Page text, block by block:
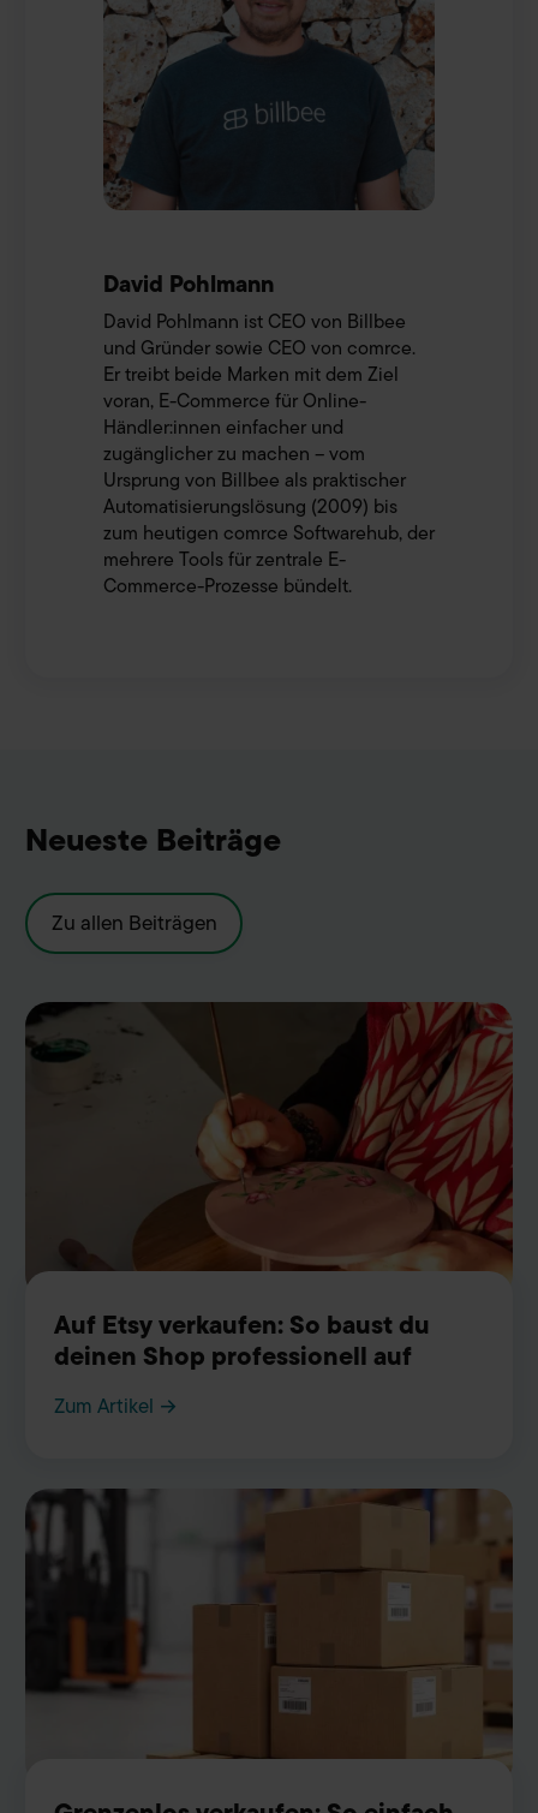
David Pohlmann
David Pohlmann ist CEO von Billbee
und Gründer sowie CEO von comrce.
Er treibt beide Marken mit dem Ziel
voran, E-Commerce für Online-
Händler:innen einfacher und
zugänglicher zu machen – vom
Ursprung von Billbee als praktischer
Automatisierungslösung (2009) bis
zum heutigen comrce Softwarehub, der
mehrere Tools für zentrale E-
Commerce-Prozesse bündelt.
Neueste Beiträge
Zu allen Beiträgen
Auf Etsy verkaufen: So baust du
deinen Shop professionell auf
Zum Artikel →